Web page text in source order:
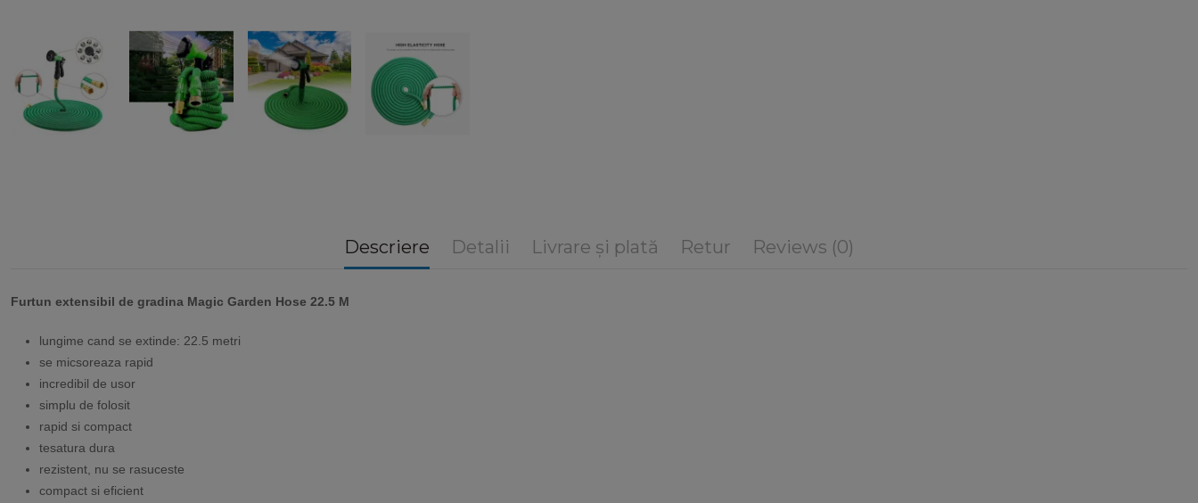
Descriere Detalii Livrare și plată Retur Reviews (0)
Furtun extensibil de gradina Magic Garden Hose 22.5 M
lungime cand se extinde: 22.5 metri
se micsoreaza rapid
incredibil de usor
simplu de folosit
rapid si compact
tesatura dura
rezistent, nu se rasuceste
compact si eficient